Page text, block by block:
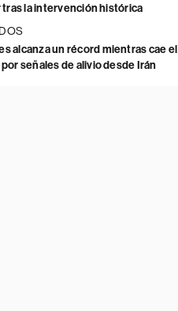
tras la intervención histórica
alcanza un récord mientras cae el
señales de alivio desde Irán